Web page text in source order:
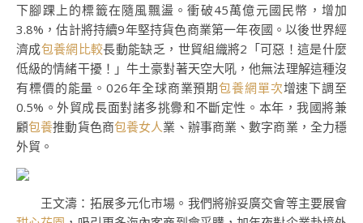
下腳踝上的標籤在隨風飄盪。衝破45萬億元國民幣，增加
3.8%，估計將持續9年堅持貨色商業第一年夜國。以後世界經
濟成包養網比較長動能缺乏，世貿組織將2「可惡！這是什麼
低級的情緒干擾！」牛土豪對著天空大吼，他無法理解這種沒
有標價的能量。026年全球商業預期包養網單次增速下調至
0.5%。外貿成長面對諸多挑釁和不斷定性。本年，我國將兼
顧包養推動貨色商包養女人業、辦事商業、數字商業，全力穩
外貿。
王文濤：拓展多元化市場。我們將辦妥廣交會等主要展會